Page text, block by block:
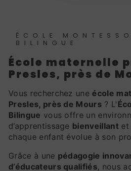
ÉCOLE MONTESSORI
BILINGUE
école maternelle privée à
Presles, près de
Vous recherchez une école
Presles, près de Mours ? L'
Bilingue vous offre un
d’apprentissage bienveillantet
chaque enfant évolue à son
Grâce à une pédagogie
d’éducateurs qualifiés, nous